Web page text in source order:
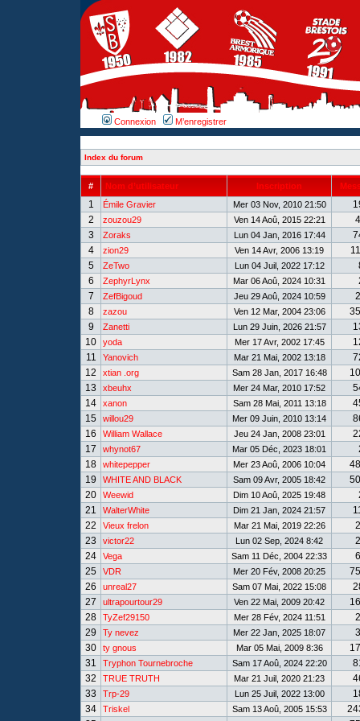
Connexion M’enregistrer
Index du forum
# Nom d’utilisateur Inscription
1 Émile Gravier Mer 03 Nov, 2010 21:50
2
zouzou29 Ven 14 Aoû, 2015 22:21
3
Zoraks Lun 04 Jan, 2016 17:44
4
zion29 Ven 14 Avr, 2006 13:19
5
ZeTwo Lun 04 Juil, 2022 17:12
6
ZephyrLynx Mar 06 Aoû, 2024 10:31
7
ZefBigoud Jeu 29 Aoû, 2024 10:59
8
zazou Ven 12 Mar, 2004 23:06
9
Zanetti Lun 29 Juin, 2026 21:57
10
yoda Mer 17 Avr, 2002 17:45
11
Yanovich Mar 21 Mai, 2002 13:18
12
xtian .org Sam 28 Jan, 2017 16:48
13
xbeuhx Mer 24 Mar, 2010 17:52
14
xanon Sam 28 Mai, 2011 13:18
15
willou29 Mer 09 Juin, 2010 13:14
16
William Wallace Jeu 24 Jan, 2008 23:01
17
whynot67 Mar 05 Déc, 2023 18:01
18
whitepepper Mer 23 Aoû, 2006 10:04
19
WHITE AND BLACK Sam 09 Avr, 2005 18:42
20
Weewid Dim 10 Aoû, 2025 19:48
21
WalterWhite Dim 21 Jan, 2024 21:57
22
Vieux frelon Mar 21 Mai, 2019 22:26
23
victor22 Lun 02 Sep, 2024 8:42
24
Vega Sam 11 Déc, 2004 22:33
25
VDR Mer 20 Fév, 2008 20:25
26
unreal27 Sam 07 Mai, 2022 15:08
27
ultrapourtour29 Ven 22 Mai, 2009 20:42
28
TyZef29150 Mer 28 Fév, 2024 11:51
29
Ty nevez Mer 22 Jan, 2025 18:07
30
ty gnous Mar 05 Mai, 2009 8:36
31
Tryphon Tournebroche Sam 17 Aoû, 2024 22:20
32
TRUE TRUTH Mar 21 Juil, 2020 21:23
33
Trp-29 Lun 25 Juil, 2022 13:00
34
Triskel Sam 13 Aoû, 2005 15:53